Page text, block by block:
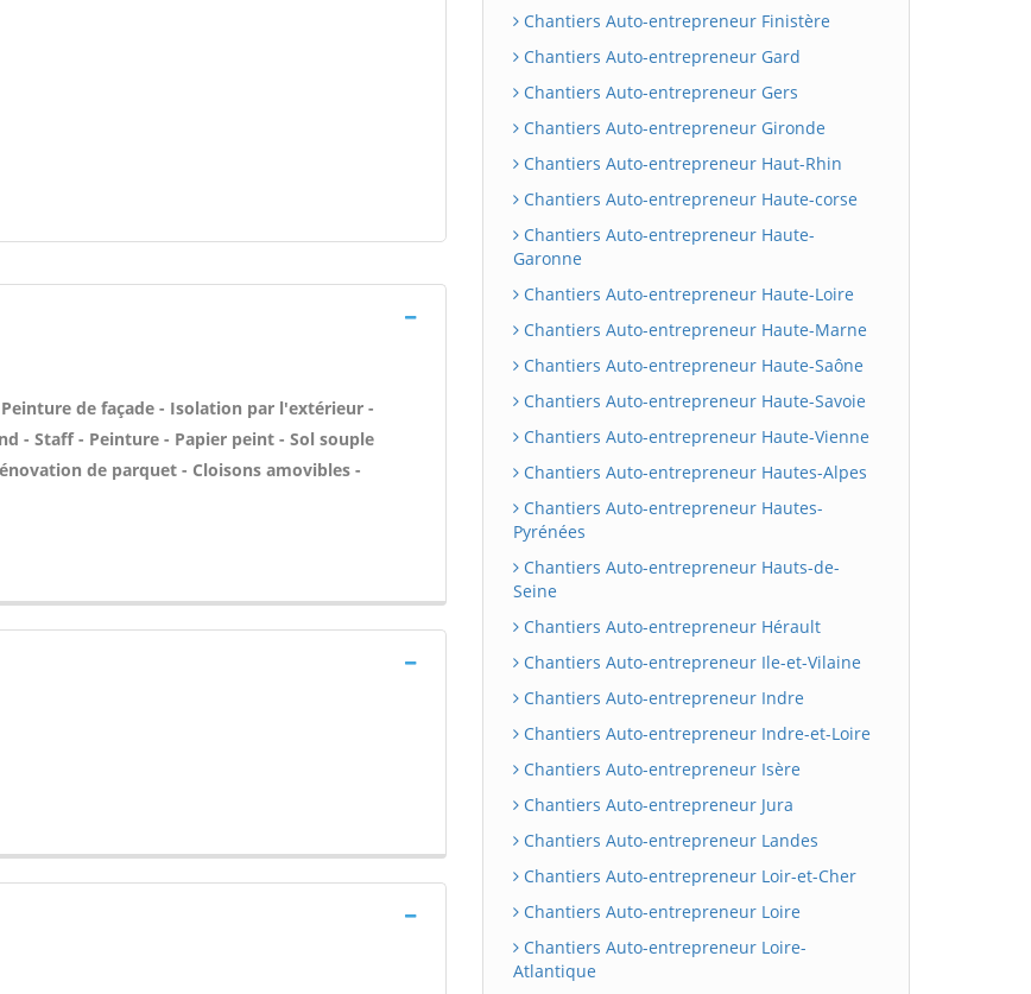
de façade - Isolation par l'extérieur -
- Staff - Peinture - Papier peint - Sol souple
de parquet - Cloisons amovibles -
Chantiers Auto-entrepreneur Finistère
Chantiers Auto-entrepreneur Gard
Chantiers Auto-entrepreneur Gers
Chantiers Auto-entrepreneur Gironde
Chantiers Auto-entrepreneur Haut-Rhin
Chantiers Auto-entrepreneur Haute-corse
Chantiers Auto-entrepreneur Haute-
Garonne
Chantiers Auto-entrepreneur Haute-Loire
Chantiers Auto-entrepreneur Haute-Marne
Chantiers Auto-entrepreneur Haute-Saône
Chantiers Auto-entrepreneur Haute-Savoie
Chantiers Auto-entrepreneur Haute-Vienne
Chantiers Auto-entrepreneur Hautes-Alpes
Chantiers Auto-entrepreneur Hautes-
Pyrénées
Chantiers Auto-entrepreneur Hauts-de-
Seine
Chantiers Auto-entrepreneur Hérault
Chantiers Auto-entrepreneur Ile-et-Vilaine
Chantiers Auto-entrepreneur Indre
Chantiers Auto-entrepreneur Indre-et-Loire
Chantiers Auto-entrepreneur Isère
Chantiers Auto-entrepreneur Jura
Chantiers Auto-entrepreneur Landes
Chantiers Auto-entrepreneur Loir-et-Cher
Chantiers Auto-entrepreneur Loire
Chantiers Auto-entrepreneur Loire-
Atlantique